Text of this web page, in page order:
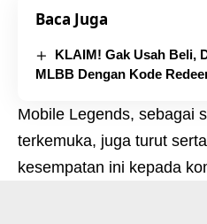
Baca Juga
KLAIM! Gak Usah Beli,
MLBB Dengan Kode
Mobile Legends, sebagai
terkemuka, juga turut
kesempatan ini kepada